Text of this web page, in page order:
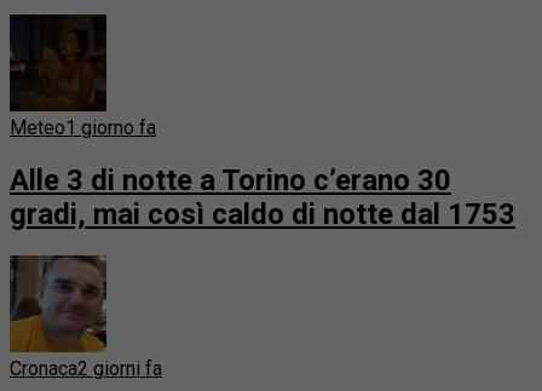
Meteo1 giorno fa
Alle 3 di notte a Torino c’erano 30
gradi, mai così caldo di notte dal 1753
Cronaca2 giorni fa